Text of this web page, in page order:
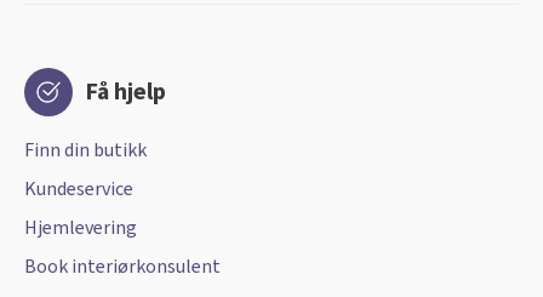
Få hjelp
Finn din butikk
Kundeservice
Hjemlevering
Book interiørkonsulent